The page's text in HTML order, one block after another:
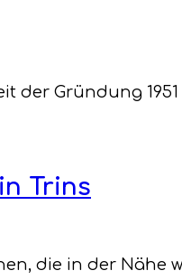
der Gründung
Trins
die in der Nähe